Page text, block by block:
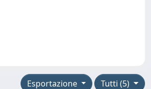
Tutti (5)
Esportazione